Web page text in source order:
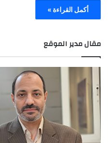
أكمل القراءة »
مقال مدير الموقع